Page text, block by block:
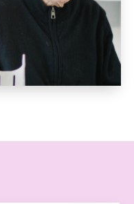
nos aînés :